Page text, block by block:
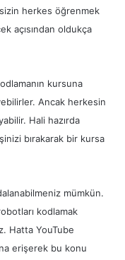
herkes öğrenmek
açısından oldukça
kursuna
Ancak herkesin
Hali hazırda
bırakarak bir kursa
mümkün.
kodlamak
Hatta YouTube
erişerek bu konu